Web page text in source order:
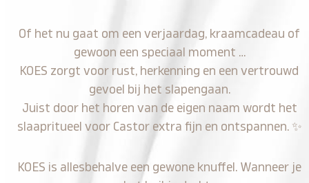
Of het nu gaat om een verjaardag, kraamcadeau of
gewoon een speciaal moment …
KOES zorgt voor rust, herkenning en een vertrouwd
gevoel bij het slapengaan.
Juist door het horen van de eigen naam wordt het
slaapritueel voor Castor extra fijn en ontspannen. ✨
KOES is allesbehalve een gewone knuffel. Wanneer je